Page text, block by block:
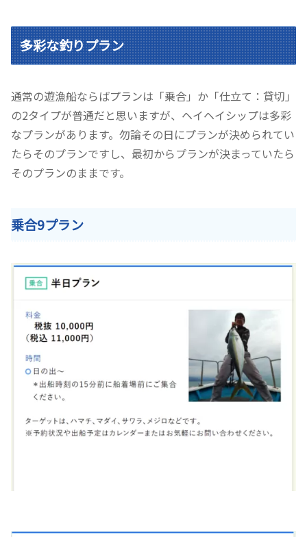
多彩な釣りプラン
通常の遊漁船ならばプランは「乗合」か「仕立て：貸切」
の2タイプが普通だと思いますが、ヘイヘイシップは多彩
なプランがあります。勿論その日にプランが決められてい
たらそのプランですし、最初からプランが決まっていたら
そのプランのままです。
乗合9プラン